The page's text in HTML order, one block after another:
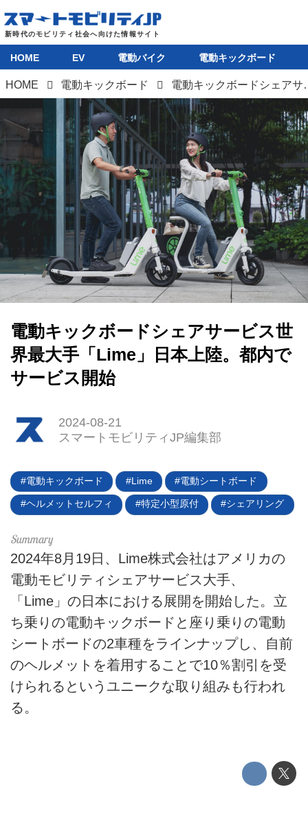
HOME
電動バイク
電動キックボード
ライフスタイル
テクノロジー
HOME EV 電動バイク 電動キックボード
HOME 電動キックボード 電動キックボード
電動キックボードシェアサービス世
界最大手「Lime」日本上陸。都内で
サービス開始
2024-08-21
スマートモビリティJP編集部
電動キックボード Lime 電動シートボード
ヘルメットセルフィ 特定小型原付 シェアリング
2024年8月19日、Lime株式会社はアメリカの
電動モビリティシェアサービス大手、
「Lime」の日本における展開を開始した。立
ち乗りの電動キックボードと座り乗りの電動
シートボードの2車種をラインナップし、自前
のヘルメットを着用することで10％割引を受
けられるというユニークな取り組みも行われ
る。